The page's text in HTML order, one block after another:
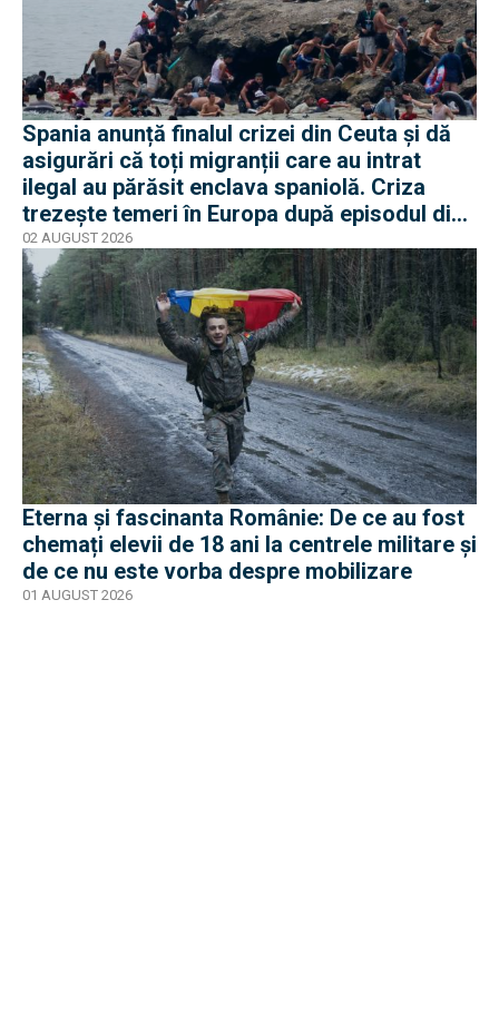
Spania anunță finalul crizei din Ceuta și dă
asigurări că toți migranții care au intrat
ilegal au părăsit enclava spaniolă. Criza
trezește temeri în Europa după episodul din
2015
02 AUGUST 2026
Eterna și fascinanta Românie: De ce au fost
chemați elevii de 18 ani la centrele militare și
de ce nu este vorba despre mobilizare
01 AUGUST 2026